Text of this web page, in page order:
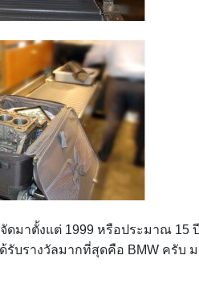
จัดมาตั้งแต่ 1999 หรือประมาณ 15
รับรางวัลมากที่สุดคือ BMW ครับ